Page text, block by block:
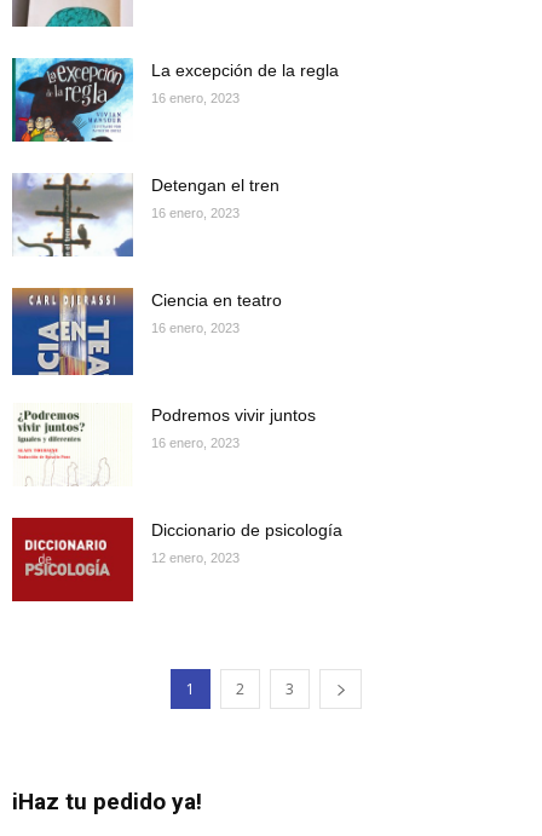
La excepción de la regla
16 enero, 2023
Detengan el tren
16 enero, 2023
Ciencia en teatro
16 enero, 2023
Podremos vivir juntos
16 enero, 2023
Diccionario de psicología
12 enero, 2023
1 2 3
iHaz tu pedido ya!